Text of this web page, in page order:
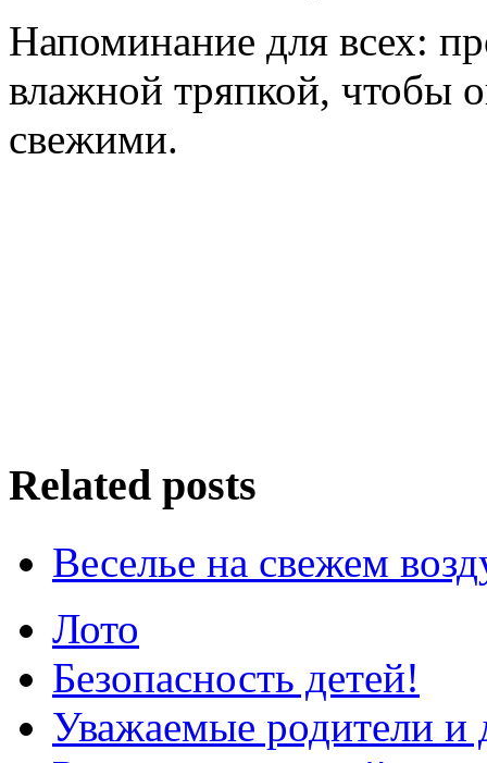
Напоминание для всех:
влажной тряпкой, чтобы
свежими.
Related posts
Веселье на свежем
Лото
Безопасность детей!
Уважаемые родители и